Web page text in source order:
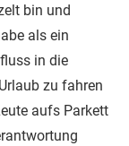
bin und
als ein
in die
zu fahren
aufs Parkett